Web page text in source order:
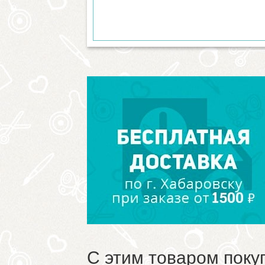
С этим товаром